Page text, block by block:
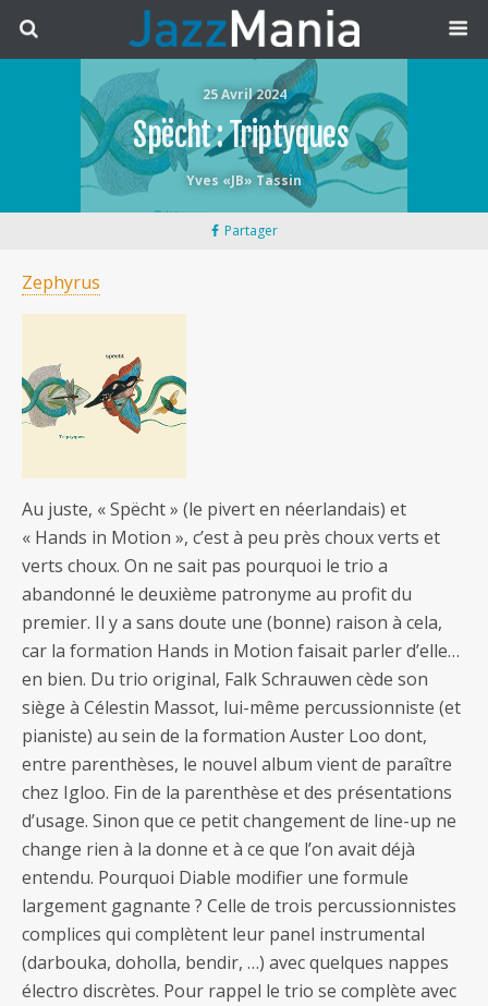
25 Avril 2024
Spëcht : Triptyques
Yves «JB» Tassin
Partager
Zephyrus
Au juste, « Spëcht » (le pivert en néerlandais) et
« Hands in Motion », c’est à peu près choux verts et
verts choux. On ne sait pas pourquoi le trio a
abandonné le deuxième patronyme au profit du
premier. Il y a sans doute une (bonne) raison à cela,
car la formation Hands in Motion faisait parler d’elle…
en bien. Du trio original, Falk Schrauwen cède son
siège à Célestin Massot, lui-même percussionniste (et
pianiste) au sein de la formation Auster Loo dont,
entre parenthèses, le nouvel album vient de paraître
chez Igloo. Fin de la parenthèse et des présentations
d’usage. Sinon que ce petit changement de line-up ne
change rien à la donne et à ce que l’on avait déjà
entendu. Pourquoi Diable modifier une formule
largement gagnante ? Celle de trois percussionnistes
complices qui complètent leur panel instrumental
(darbouka, doholla, bendir, …) avec quelques nappes
électro discrètes. Pour rappel le trio se complète avec